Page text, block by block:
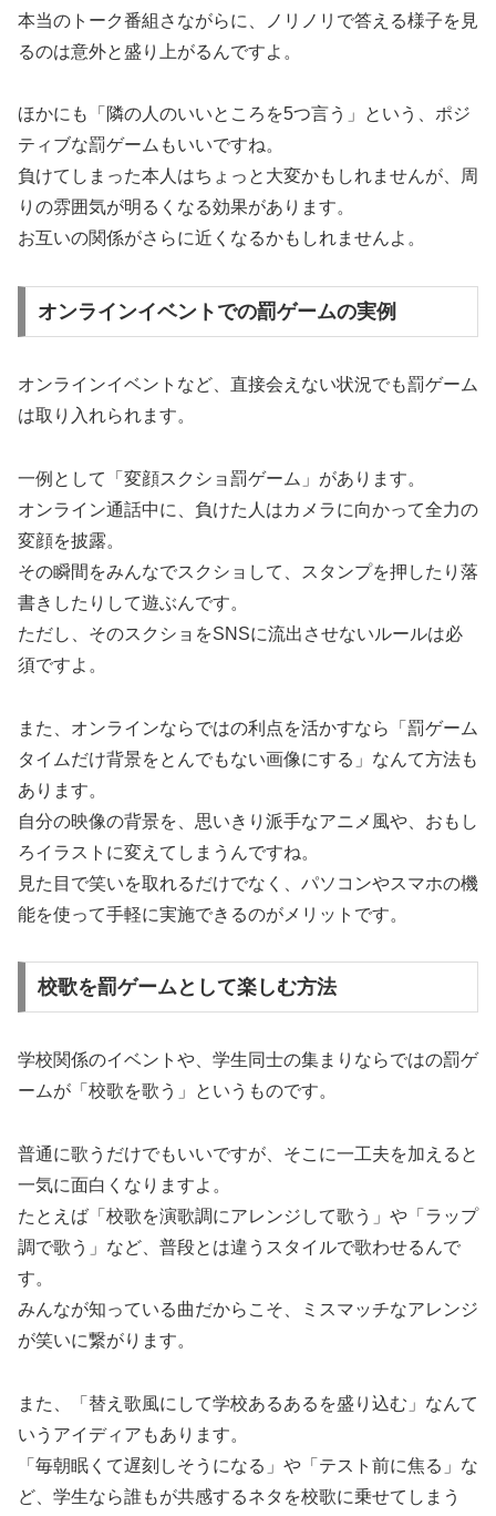
本当のトーク番組さながらに、ノリノリで答える様子を見
るのは意外と盛り上がるんですよ。
ほかにも「隣の人のいいところを5つ言う」という、ポジ
ティブな罰ゲームもいいですね。
負けてしまった本人はちょっと大変かもしれませんが、周
りの雰囲気が明るくなる効果があります。
お互いの関係がさらに近くなるかもしれませんよ。
オンラインイベントでの罰ゲームの実例
オンラインイベントなど、直接会えない状況でも罰ゲーム
は取り入れられます。
一例として「変顔スクショ罰ゲーム」があります。
オンライン通話中に、負けた人はカメラに向かって全力の
変顔を披露。
その瞬間をみんなでスクショして、スタンプを押したり落
書きしたりして遊ぶんです。
ただし、そのスクショをSNSに流出させないルールは必
須ですよ。
また、オンラインならではの利点を活かすなら「罰ゲーム
タイムだけ背景をとんでもない画像にする」なんて方法も
あります。
自分の映像の背景を、思いきり派手なアニメ風や、おもし
ろイラストに変えてしまうんですね。
見た目で笑いを取れるだけでなく、パソコンやスマホの機
能を使って手軽に実施できるのがメリットです。
校歌を罰ゲームとして楽しむ方法
学校関係のイベントや、学生同士の集まりならではの罰ゲ
ームが「校歌を歌う」というものです。
普通に歌うだけでもいいですが、そこに一工夫を加えると
一気に面白くなりますよ。
たとえば「校歌を演歌調にアレンジして歌う」や「ラップ
調で歌う」など、普段とは違うスタイルで歌わせるんで
す。
みんなが知っている曲だからこそ、ミスマッチなアレンジ
が笑いに繋がります。
また、「替え歌風にして学校あるあるを盛り込む」なんて
いうアイディアもあります。
「毎朝眠くて遅刻しそうになる」や「テスト前に焦る」な
ど、学生なら誰もが共感するネタを校歌に乗せてしまう